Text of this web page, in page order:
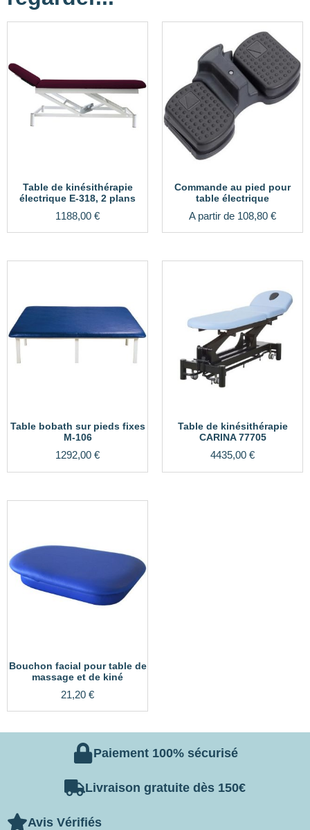
Table de kinésithérapie
électrique E-318, 2 plans
1188,00 €
Commande au pied pour
table électrique
A partir de 108,80 €
Table bobath sur pieds fixes
M-106
1292,00 €
Table de kinésithérapie
CARINA 77705
4435,00 €
Bouchon facial pour table de
massage et de kiné
21,20 €
Paiement 100% sécurisé
Livraison gratuite dès 150€
Avis Vérifiés